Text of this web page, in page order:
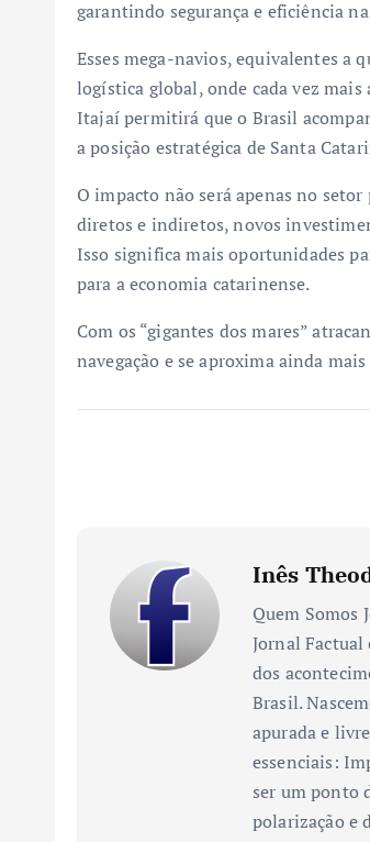
garantindo segurança e eficiência
Esses mega-navios, equivalentes a
logística global, onde cada vez
Itajaí permitirá que o Brasil
a posição estratégica de Santa
O impacto não será apenas no
diretos e indiretos, novos
Isso significa mais oportunidades
para a economia catarinense.
Com os “gigantes dos mares”
navegação e se aproxima ainda
Inês
Quem Somos
Jornal
dos
Brasil.
apurada e
essenciais:
ser um ponto
polarização e